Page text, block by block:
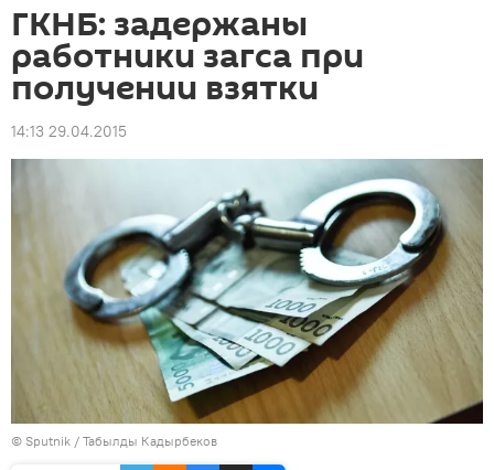
ГКНБ: задержаны
работники загса при
получении взятки
14:13 29.04.2015
© Sputnik / Табылды Кадырбеков